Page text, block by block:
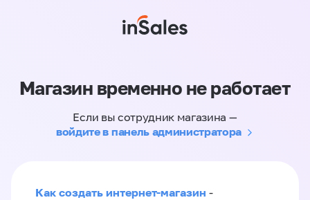
Магазин временно не работает
Если вы сотрудник магазина —
войдите в панель администратора
Как создать интернет-магазин -